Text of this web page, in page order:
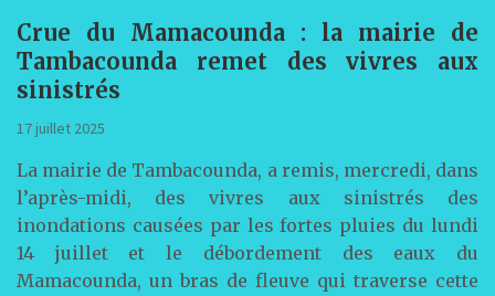
Crue du Mamacounda : la mairie de
Tambacounda remet des vivres aux
sinistrés
17 juillet 2025
La mairie de Tambacounda, a remis, mercredi, dans
l’après-midi, des vivres aux sinistrés des
inondations causées par les fortes pluies du lundi
14 juillet et le débordement des eaux du
Mamacounda, un bras de fleuve qui traverse cette